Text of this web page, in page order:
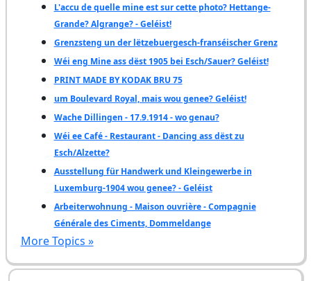
L'accu de quelle mine est sur cette photo? Hettange-
Grande? Algrange? - Geléist!
Grenzsteng un der lëtzebuergesch-franséischer Grenz
Wéi eng Mine ass dëst 1905 bei Esch/Sauer? Geléist!
PRINT MADE BY KODAK BRU 75
um Boulevard Royal, mais wou genee? Geléist!
Wache Dillingen - 17.9.1914 - wo genau?
Wéi ee Café - Restaurant - Dancing ass dëst zu
Esch/Alzette?
Ausstellung für Handwerk und Kleingewerbe in
Luxemburg-1904 wou genee? - Geléist
Arbeiterwohnung - Maison ouvrière - Compagnie
Générale des Ciments, Dommeldange
More Topics »